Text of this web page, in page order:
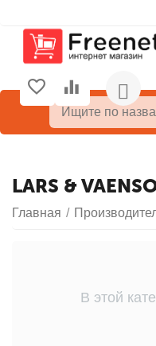
LARS &
Главная /
В этой